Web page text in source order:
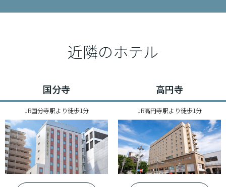
近隣のホテル
国分寺
JR国分寺駅より徒歩1分
高円寺
JR高円寺駅より徒歩1分